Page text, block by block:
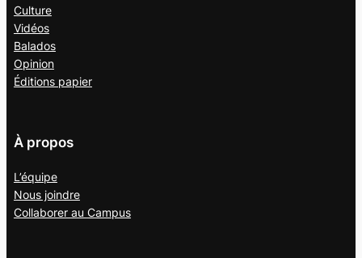
Culture
Vidéos
Balados
Opinion
Éditions papier
À propos
L’équipe
Nous joindre
Collaborer au Campus